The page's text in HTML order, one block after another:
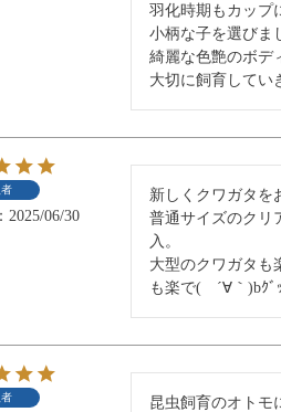
羽化時期もカップ
小柄な子を選びま
綺麗な色艶のボデ
大切に飼育してい
2025/06/30
新しくクワガタを
普通サイズのクリ
入。
大型のクワガタも
も楽で(　´∀｀)bｸﾞ
昆虫飼育のオトモ